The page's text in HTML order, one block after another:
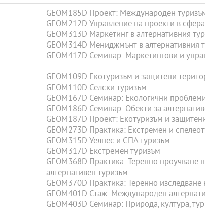
GEOM185D Проект: Международен
GEOM212D Управление на проекти в
GEOM313D Маркетинг в алтернативния
GEOM314D Мениджмънт в алтернативния
GEOM417D Семинар: Маркетингови и
GEOM109D Екотуризъм и защитени
GEOM110D Селски туризъм
GEOM167D Семинар: Екологични
GEOM186D Семинар: Обекти за
GEOM187D Проект: Екотуризъм и
GEOM273D Практика: Екстремен и
GEOM315D Уелнес и СПА туризъм
GEOM317D Екстремен туризъм
GEOM368D Практика: Теренно проучване
алтернативен туризъм
GEOM370D Практика: Теренно изследване
GEOM401D Стаж: Международен
GEOM403D Семинар: Природа, култура,